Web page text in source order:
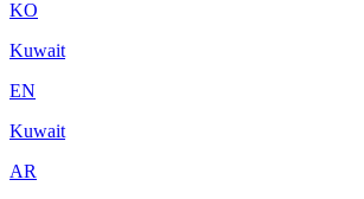
KO
Kuwait
EN
Kuwait
AR